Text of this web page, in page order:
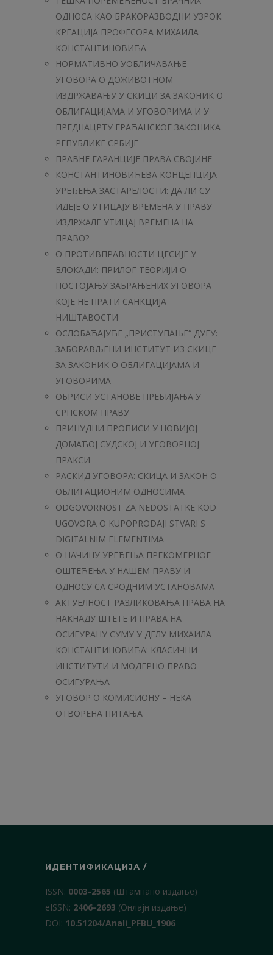
ОДНОСА КАО БРАКОРАЗВОДНИ УЗРОК:
КРЕАЦИЈА ПРОФЕСОРА МИХАИЛА
КОНСТАНТИНОВИЋА
НОРМАТИВНО УОБЛИЧАВАЊЕ
УГОВОРА О ДОЖИВОТНОМ
ИЗДРЖАВАЊУ У СКИЦИ ЗА ЗАКОНИК O
ОБЛИГАЦИЈАМА И УГОВОРИМА И У
ПРЕДНАЦРТУ ГРАЂАНСКОГ ЗАКОНИКА
РЕПУБЛИКЕ СРБИЈЕ
ПРАВНЕ ГАРАНЦИЈЕ ПРАВА СВОЈИНЕ
КОНСТАНТИНОВИЋЕВА КОНЦЕПЦИЈА
УРЕЂЕЊА ЗАСТАРЕЛОСТИ: ДА ЛИ СУ
ИДЕЈЕ О УТИЦАЈУ ВРЕМЕНА У ПРАВУ
ИЗДРЖАЛЕ УТИЦАЈ ВРЕМЕНА НА
ПРАВО?
О ПРОТИВПРАВНОСТИ ЦЕСИЈЕ У
БЛОКАДИ: ПРИЛОГ ТЕОРИЈИ О
ПОСТОЈАЊУ ЗАБРАЊЕНИХ УГОВОРА
КОЈЕ НЕ ПРАТИ САНКЦИЈА
НИШТАВОСТИ
OСЛОБАЂАЈУЋЕ „ПРИСТУПАЊЕ“ ДУГУ:
ЗАБОРАВЉЕНИ ИНСТИТУТ ИЗ СКИЦЕ
ЗА ЗАКОНИК О ОБЛИГАЦИЈАМА И
УГОВОРИМА
ОБРИСИ УСТАНОВЕ ПРЕБИЈАЊА У
СРПСКОМ ПРАВУ
ПРИНУДНИ ПРОПИСИ У НОВИЈОЈ
ДОМАЋОЈ СУДСКОЈ И УГОВОРНОЈ
ПРАКСИ
РАСКИД УГОВОРА: СКИЦА И ЗАКОН О
ОБЛИГАЦИОНИМ ОДНОСИМА
ODGOVORNOST ZA NEDOSTATKE KOD
UGOVORA O KUPOPRODAJI STVARI S
DIGITALNIM ELEMENTIMA
О НАЧИНУ УРЕЂЕЊА ПРЕКОМЕРНОГ
ОШТЕЋЕЊА У НАШЕМ ПРАВУ И
ОДНОСУ СА СРОДНИМ УСТАНОВАМА
АКТУЕЛНОСТ РАЗЛИКОВАЊА ПРАВА НА
НАКНАДУ ШТЕТЕ И ПРАВА НА
ОСИГУРАНУ СУМУ У ДЕЛУ МИХАИЛА
КОНСТАНТИНОВИЋА: КЛАСИЧНИ
ИНСТИТУТИ И МОДЕРНО ПРАВО
ОСИГУРАЊА
УГОВОР О КОМИСИОНУ – НЕКА
ОТВОРЕНА ПИТАЊА
ИДЕНТИФИКАЦИЈА /
ISSN: 0003-2565 (Штампано издање)
еISSN: 2406-2693 (Онлајн издање)
DOI: 10.51204/Anali_PFBU_1906